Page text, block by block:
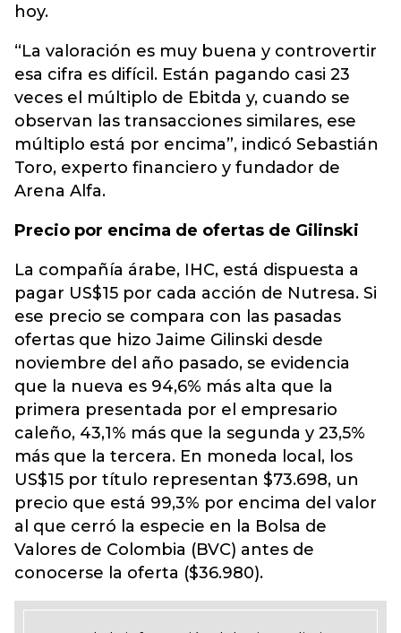
hoy.
“La valoración es muy buena y controvertir
esa cifra es difícil. Están pagando casi 23
veces el múltiplo de Ebitda y, cuando se
observan las transacciones similares, ese
múltiplo está por encima”, indicó Sebastián
Toro, experto financiero y fundador de
Arena Alfa.
Precio por encima de ofertas de Gilinski
La compañía árabe, IHC, está dispuesta a
pagar US$15 por cada acción de Nutresa. Si
ese precio se compara con las pasadas
ofertas que hizo Jaime Gilinski desde
noviembre del año pasado, se evidencia
que la nueva es 94,6% más alta que la
primera presentada por el empresario
caleño, 43,1% más que la segunda y 23,5%
más que la tercera. En moneda local, los
US$15 por título representan $73.698, un
precio que está 99,3% por encima del valor
al que cerró la especie en la Bolsa de
Valores de Colombia (BVC) antes de
conocerse la oferta ($36.980).